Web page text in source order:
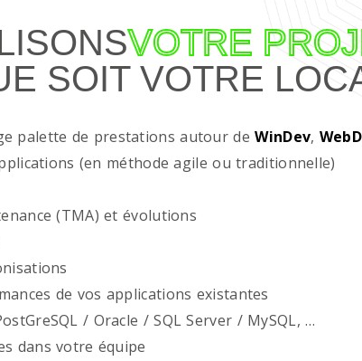
VOTRE
SOIT VOTRE
palette de prestations autour deWinDev,
(en méthode agile ou traditionnelle)
(TMA) et évolutions
de vos applications existantes
/ Oracle / SQL Server / MySQL, …
dans votre équipe